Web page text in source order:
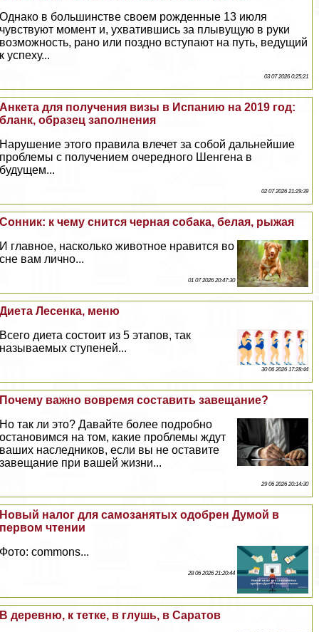
Однако в большинстве своем рожденные 13 июля
чувствуют момент и, ухватившись за плывущую в руки
возможность, рано или поздно вступают на путь, ведущий
к успеху...
03 07 2026 0:25:21
Анкета для получения визы в Испанию на 2019 год:
бланк, образец заполнения
Нарушение этого правила влечет за собой дальнейшие
проблемы с получением очередного Шенгена в
будущем...
02 07 2026 21:29:39
Сонник: к чему снится черная собака, белая, рыжая
И главное, насколько животное нравится во
сне вам лично...
01 07 2026 20:47:30
Диета Лесенка, меню
Всего диета состоит из 5 этапов, так
называемых ступеней...
30 06 2026 17:28:44
Почему важно вовремя составить завещание?
Но так ли это? Давайте более подробно
остановимся на том, какие проблемы ждут
ваших наследников, если вы не оставите
завещание при вашей жизни...
29 06 2026 20:14:30
Новый налог для самозанятых одобрен Думой в
первом чтении
Фото: commons...
28 06 2026 21:20:44
В деревню, к тетке, в глушь, в Саратов